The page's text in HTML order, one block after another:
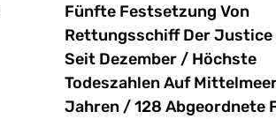
Fünfte Festsetzung Von
Rettungsschiff Der Justice
Seit Dezember / Höchste
Todeszahlen Auf
Jahren / 128 Abgeordnete